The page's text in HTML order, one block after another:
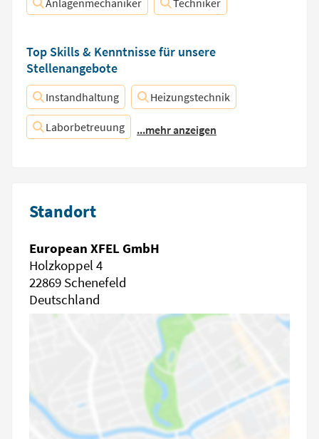
Top Skills & Kenntnisse für unsere
Stellenangebote
Instandhaltung Heizungstechnik
Laborbetreuung ...mehr anzeigen
Standort
European XFEL GmbH
Holzkoppel 4
22869 Schenefeld
Deutschland